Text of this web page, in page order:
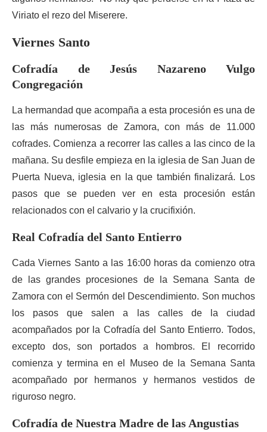
Viriato el rezo del Miserere.
Viernes Santo
Cofradía de Jesús Nazareno Vulgo
Congregación
La hermandad que acompaña a esta procesión es una de
las más numerosas de Zamora, con más de 11.000
cofrades. Comienza a recorrer las calles a las cinco de la
mañana. Su desfile empieza en la iglesia de San Juan de
Puerta Nueva, iglesia en la que también finalizará. Los
pasos que se pueden ver en esta procesión están
relacionados con el calvario y la crucifixión.
Real Cofradía del Santo Entierro
Cada Viernes Santo a las 16:00 horas da comienzo otra
de las grandes procesiones de la Semana Santa de
Zamora con el Sermón del Descendimiento. Son muchos
los pasos que salen a las calles de la ciudad
acompañados por la Cofradía del Santo Entierro. Todos,
excepto dos, son portados a hombros. El recorrido
comienza y termina en el Museo de la Semana Santa
acompañado por hermanos y hermanos vestidos de
riguroso negro.
Cofradía de Nuestra Madre de las Angustias